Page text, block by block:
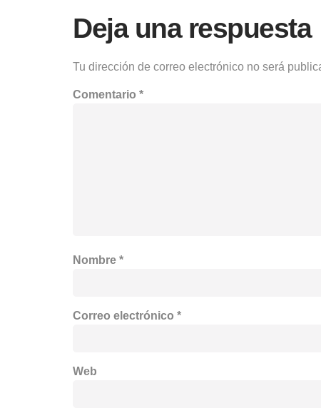
Deja una respuesta
Tu dirección de correo electrónico no será
Comentario *
Nombre *
Correo electrónico *
Web